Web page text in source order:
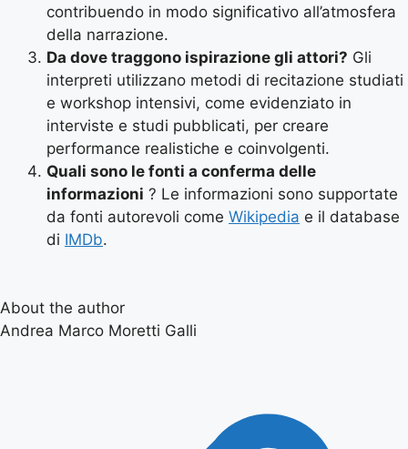
contribuendo in modo significativo all’atmosfera
della narrazione.
Da dove traggono ispirazione gli attori? Gli
interpreti utilizzano metodi di recitazione studiati
e workshop intensivi, come evidenziato in
interviste e studi pubblicati, per creare
performance realistiche e coinvolgenti.
Quali sono le fonti a conferma delle
informazioni ? Le informazioni sono supportate
da fonti autorevoli come Wikipedia e il database
di IMDb.
About the author
Andrea Marco Moretti Galli